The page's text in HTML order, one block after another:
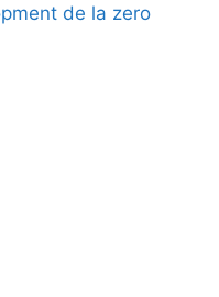
de la zero